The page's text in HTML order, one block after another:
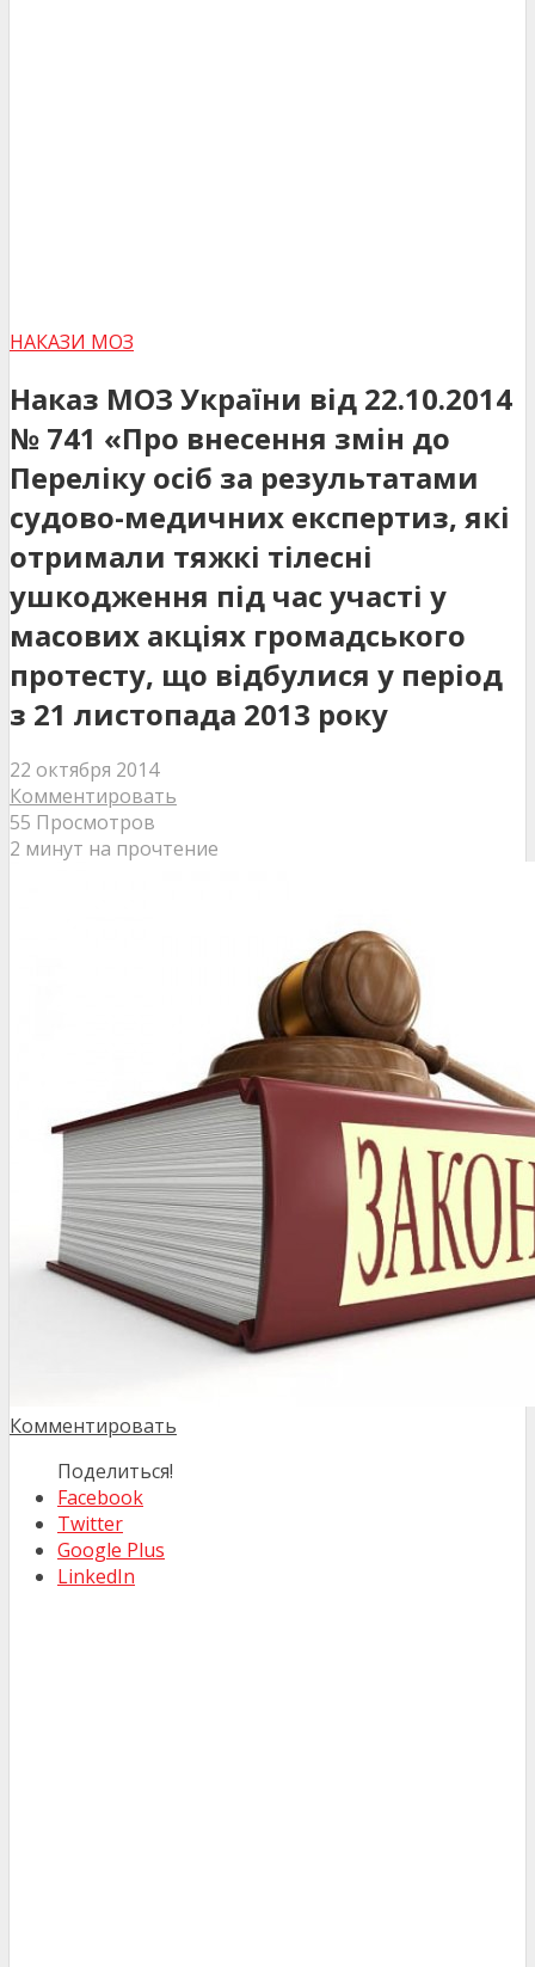
НАКАЗИ МОЗ
Наказ МОЗ України від 22.10.2014
№ 741 «Про внесення змін до
Переліку осіб за результатами
судово-медичних експертиз, які
отримали тяжкі тілесні
ушкодження під час участі у
масових акціях громадського
протесту, що відбулися у період
з 21 листопада 2013 року
22 октября 2014
Комментировать
55 Просмотров
2 минут на прочтение
Комментировать
Поделиться!
Facebook
Twitter
Google Plus
LinkedIn